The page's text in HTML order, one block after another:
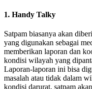
1. Handy Talky
Satpam biasanya akan
yang digunakan sebagai
memberikan laporan dan
kondisi wilayah yang
Laporan-laporan ini bisa
masalah atau tidak dalam
kondisi darurat, satpam